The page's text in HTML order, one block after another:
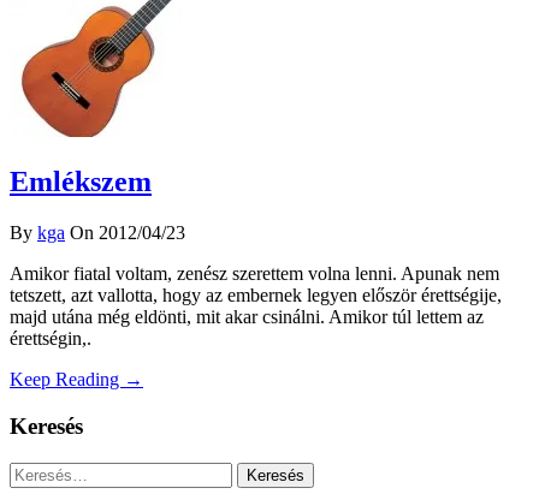
Emlékszem
By kga On 2012/04/23
Amikor fiatal voltam, zenész szerettem volna lenni. Apunak nem
tetszett, azt vallotta, hogy az embernek legyen először érettségije,
majd utána még eldönti, mit akar csinálni. Amikor túl lettem az
érettségin,.
Keep Reading →
Keresés
Keresés: